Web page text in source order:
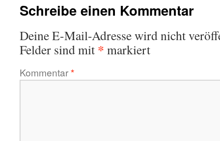
Schreibe einen Kommentar
Deine E-Mail-Adresse wird nicht
Felder sind mit * markiert
Kommentar*